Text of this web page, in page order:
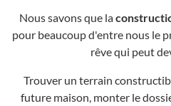
Nous savons que la
pour beaucoup d'entre nous le
rêve qui peut
Trouver un terrain
future maison, monter le